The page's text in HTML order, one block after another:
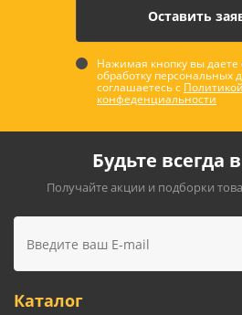
Нажимая кнопку вы даете
обработку персональных
соглашаетесь с Политикой
конфеденциальности
Будьте всегда
Получайте акции и подборки
Каталог